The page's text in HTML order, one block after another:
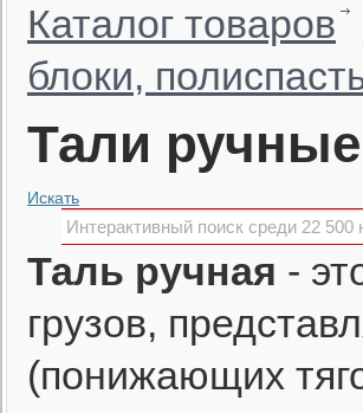
Каталог товаров
блоки,
Тали ручные
Искать
Таль ручная -
грузов,
(понижающих